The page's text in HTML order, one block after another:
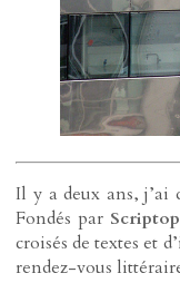
Il y a deux ans, j’ai
Fondés par
croisés de textes et
rendez-vous